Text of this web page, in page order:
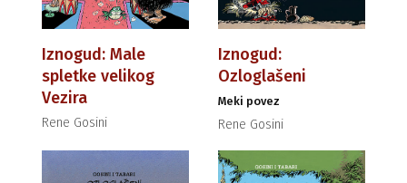
Iznogud: Male
spletke velikog
Vezira
Rene Gosini
Iznogud:
Ozloglašeni
Meki povez
Rene Gosini